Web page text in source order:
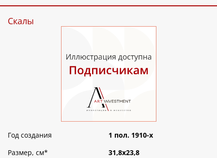
Скалы
Год создания
1 пол. 1910-х
Размер, см*
31,8х23,8